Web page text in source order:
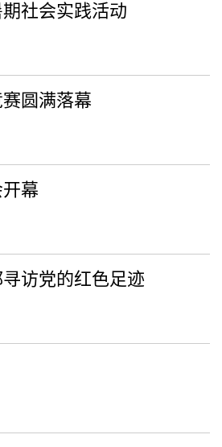
社会实践活动
圆满落幕
幕
访党的红色足迹